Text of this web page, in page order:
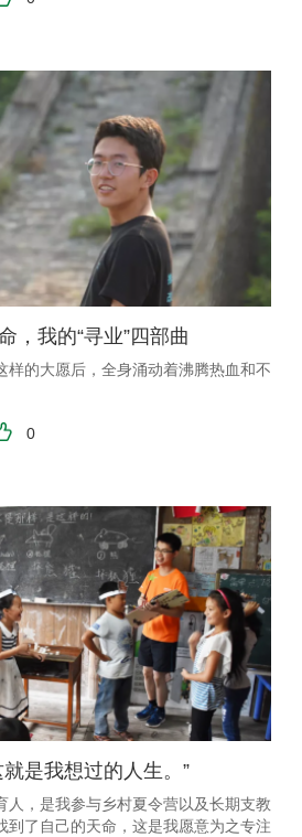
，我的“寻业”四部曲
样的大愿后，全身涌动着沸腾热血和不
0
是我想过的人生。”
人，是我参与乡村夏令营以及长期支教
到了自己的天命，这是我愿意为之专注